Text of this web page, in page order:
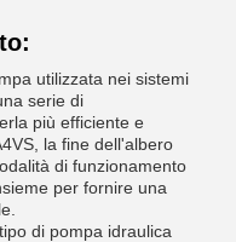
utilizzata nei sistemi
serie di
più efficiente e
la fine dell'albero
di funzionamento
per fornire una
di pompa idraulica